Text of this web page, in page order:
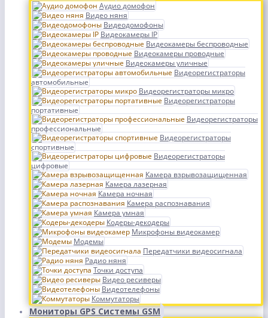
Аудио домофон
Видео няня
Видеодомофоны
Видеокамеры IP
Видеокамеры беспроводные
Видеокамеры проводные
Видеокамеры уличные
Видеорегистраторы
автомобильные
Видеорегистраторы микро
Видеорегистраторы
портативные
Видеорегистраторы
профессиональные
Видеорегистраторы
спортивные
Видеорегистраторы
цифровые
Камера взрывозащищенная
Камера лазерная
Камера ночная
Камера распознавания
Камера умная
Кодеры-декодеры
Микрофоны видеокамер
Модемы
Передатчики видеосигнала
Радио няня
Точки доступа
Видео ресиверы
Видеотелефоны
Коммутаторы
Мониторы GPS Системы GSM